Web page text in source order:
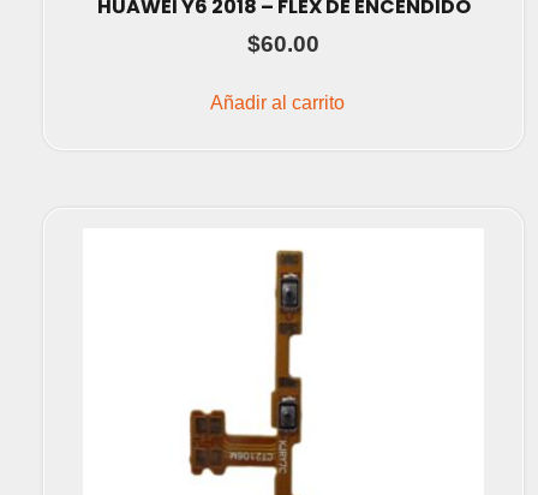
HUAWEI Y6 2018 – FLEX DE ENCENDIDO
$60.00
Añadir al carrito